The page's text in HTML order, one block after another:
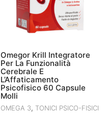
Omegor Krill Integratore
Per La Funzionalità
Cerebrale E
L’Affaticamento
Psicofisico 60 Capsule
Molli
OMEGA 3, TONICI PSICO-FISICI